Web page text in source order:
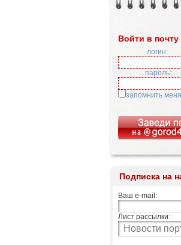
Войти в
логин:
пароль:
запомнить меня
Подписка на
Ваш e-mail:
Лист рассылки: